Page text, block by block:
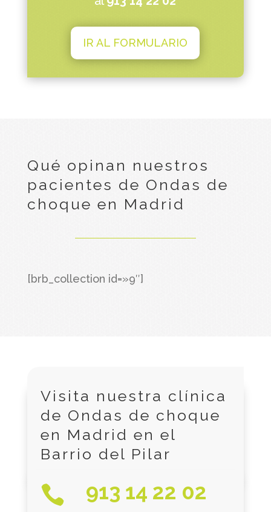
IR AL FORMULARIO
Qué opinan nuestros
pacientes de Ondas de
choque en Madrid
[brb_collection id=»9″]
Visita nuestra clínica
de Ondas de choque
en Madrid en el
Barrio del Pilar
 913 14 22 02